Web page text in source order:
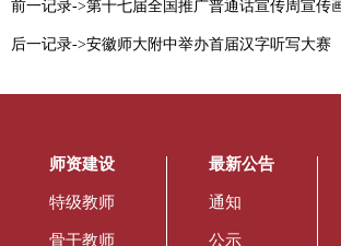
前一记录->第十七届全国推广普通话宣传周宣传
后一记录->安徽师大附中举办首届汉字听写大赛
师资建设
特级教师
骨干教师
最新公告
通知
公示